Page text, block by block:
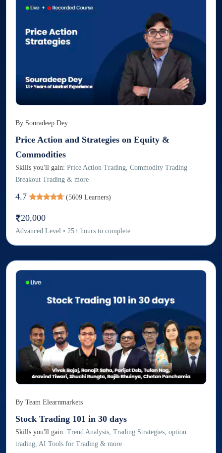
By Souradeep Dey
Price Action and Strategies on Equity &
Commodities
Skills you'll gain: Price Action Trading, Commodity Trading
Breakout Trading & more
4.7 (5609 Learners)
20,000
Advanced Level • 25+ hours to complete
By Team Elearnmarkets
Stock Trading 101 in 30 days
Skills you'll gain: Trend Analysis, Trading Strategies, option
trading, AI Tools for Trading & more